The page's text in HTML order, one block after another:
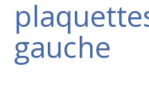
gauche